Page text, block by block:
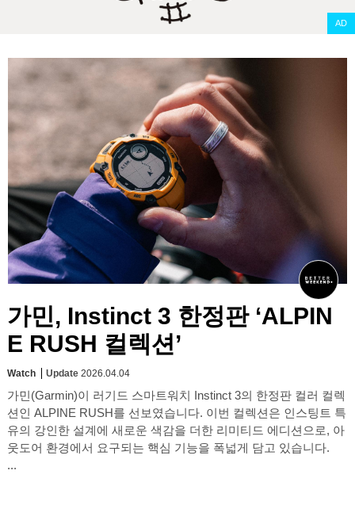
AD
가민, Instinct 3 한정판 ‘ALPIN
E RUSH 컬렉션’
Watch Update 2026.04.04
가민(Garmin)이 러기드 스마트워치 Instinct 3의 한정판 컬러 컬렉
션인 ALPINE RUSH를 선보였습니다. 이번 컬렉션은 인스팅트 특
유의 강인한 설계에 새로운 색감을 더한 리미티드 에디션으로, 아
웃도어 환경에서 요구되는 핵심 기능을 폭넓게 담고 있습니다.
...